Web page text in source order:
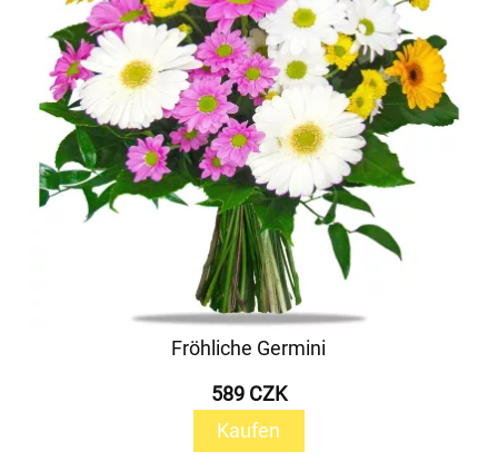
Fröhliche Germini
589 CZK
Kaufen